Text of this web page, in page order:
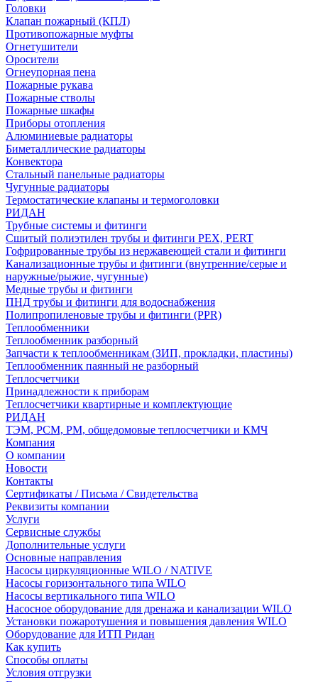
Головки
Клапан пожарный (КПЛ)
Противопожарные муфты
Огнетушители
Оросители
Огнеупорная пена
Пожарные рукава
Пожарные стволы
Пожарные шкафы
Приборы отопления
Алюминиевые радиаторы
Биметаллические радиаторы
Конвектора
Стальный панельные радиаторы
Чугунные радиаторы
Термостатические клапаны и термоголовки
РИДАН
Трубные системы и фитинги
Сшитый полиэтилен трубы и фитинги PEX, PERT
Гофрированные трубы из нержавеющей стали и фитинги
Канализационные трубы и фитинги (внутренние/серые и
наружные/рыжие, чугунные)
Медные трубы и фитинги
ПНД трубы и фитинги для водоснабжения
Полипропиленовые трубы и фитинги (PPR)
Теплообменники
Теплообменник разборный
Запчасти к теплообменникам (ЗИП, прокладки, пластины)
Теплообменник паянный не разборный
Теплосчетчики
Принадлежности к приборам
Теплосчетчики квартирные и комплектующие
РИДАН
ТЭМ, РСМ, РМ, общедомовые теплосчетчики и КМЧ
Компания
О компании
Новости
Контакты
Сертификаты / Письма / Свидетельства
Реквизиты компании
Услуги
Сервисные службы
Дополнительные услуги
Основные направления
Насосы циркуляционные WILO / NATIVE
Насосы горизонтального типа WILO
Насосы вертикального типа WILO
Насосное оборудование для дренажа и канализации WILO
Установки пожаротушения и повышения давления WILO
Оборудование для ИТП Ридан
Как купить
Способы оплаты
Условия отгрузки